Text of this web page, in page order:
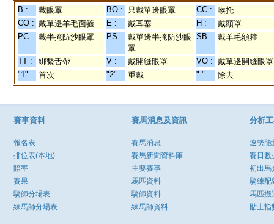
B : 戴眼罩 BO : 只戴單邊眼罩 CC :
喉托
CO : 戴單邊羊毛面箍 E : 戴耳塞 H :
戴頭罩
PC : 戴半掩防沙眼罩 PS :
戴單邊半掩防沙眼
罩
SB : 戴羊毛額箍
TT : 綁繫舌帶 V : 戴開縫眼罩 VO : 戴單邊開縫眼罩
"1" :
首次 "2" : 重戴 "-" : 除去
賽事資料
報名表
排位表(本地)
賠率
賽果
騎師分場表
練馬師分場表
賽馬消息及資訊
賽馬消息
賽馬新聞資料庫
主要賽事
馬匹資料
騎師資料
練馬師資料
分析
速勢能
賽日數
初出馬
騎練配
馬匹搬
貼士指